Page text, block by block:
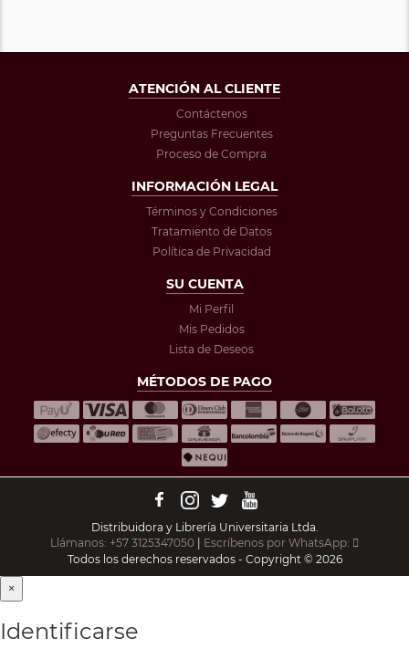
ATENCIÓN AL CLIENTE
Contáctenos
Preguntas Frecuentes
Proceso de Compra
INFORMACIÓN LEGAL
Términos y Condiciones
Tratamiento de Datos
Política de Privacidad
SU CUENTA
Mi Perfil
Mis Pedidos
Lista de Deseos
MÉTODOS DE PAGO
Distribuidora y Librería Universitaria Ltda.
Llámanos: +57 3125347050 | Escríbenos por WhatsApp:
Todos los derechos reservados - Copyright © 2026
×
Identificarse